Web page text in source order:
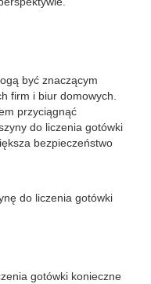
być znaczącym
firm i biur domowych.
przyciągnąć
do liczenia gotówki
bezpieczeństwo
do liczenia gotówki
gotówki konieczne